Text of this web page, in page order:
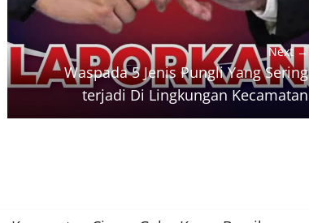
Next →
Waspada 5 Jenis Pungli Yang Sering
terjadi Di Lingkungan Kecamatan